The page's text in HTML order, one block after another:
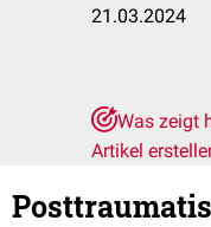
21.03.2024
Was zeigt
Artikel